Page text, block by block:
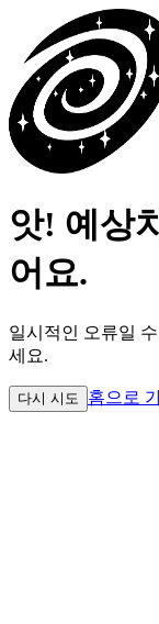
앗! 예상
어요.
일시적인 오류일
세요.
다시 시도 홈으로